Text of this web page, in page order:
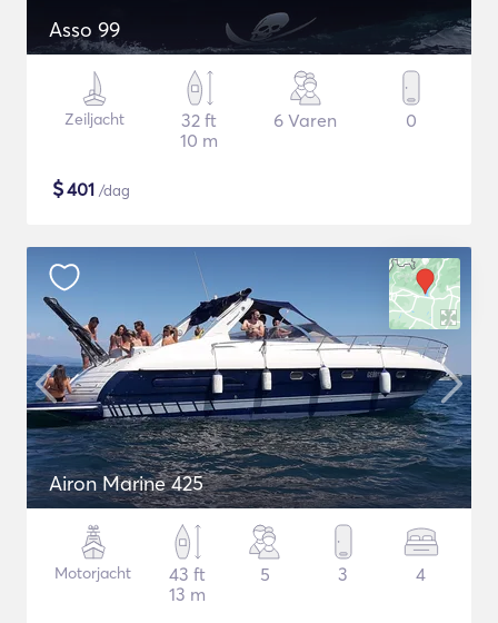
Asso 99
Zeiljacht
32 ft
10 m
6 Varen 0
$401 /dag
Airon Marine 425
Motorjacht
43 ft
13 m
5 3 4